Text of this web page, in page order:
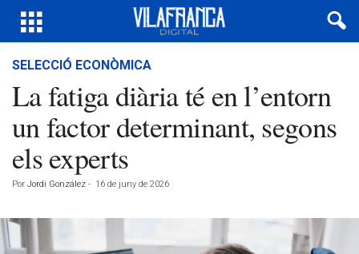
SELECCIÓ ECONÒMICA
La fatiga diària té en l’entorn
un factor determinant, segons
els experts
Por Jordi González - 16 de juny de 2026